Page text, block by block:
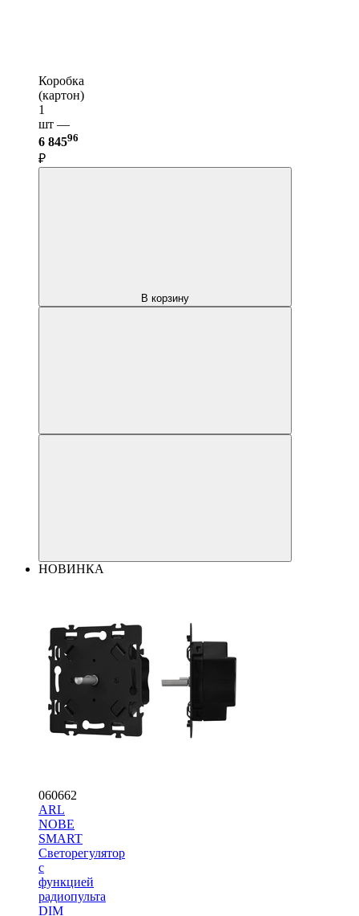
Коробка
(картон)
1
шт —
6 84596
₽
В корзину
НОВИНКА
060662
ARL
NOBE
SMART
Светорегулятор
с
функцией
радиопульта
DIM